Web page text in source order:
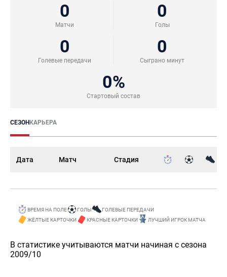
0
Матчи
0
Голы
0
Голевые передачи
0
Сыграно минут
0%
Стартовый состав
СЕЗОНКАРЬЕРА
Дата Матч Стадия
ВРЕМЯ НА ПОЛЕ ГОЛЫ
ГОЛЕВЫЕ ПЕРЕДАЧИ
ЖЁЛТЫЕ КАРТОЧКИ
КРАСНЫЕ КАРТОЧКИ ЛУЧШИЙ ИГРОК МАТЧА
В статистике учитываются матчи начиная с сезона
2009/10